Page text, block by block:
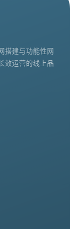
搭建与功能性网
效运营的线上品